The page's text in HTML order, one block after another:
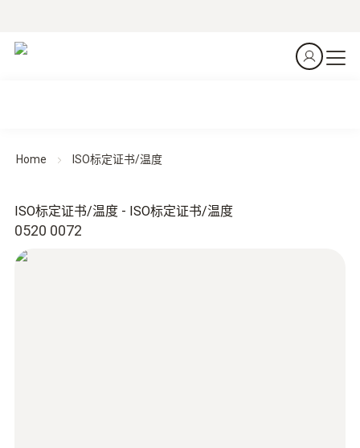
Home ISO标定证书/温度
0520 0072
ISO标定证书/温度 - ISO标定证书/温度